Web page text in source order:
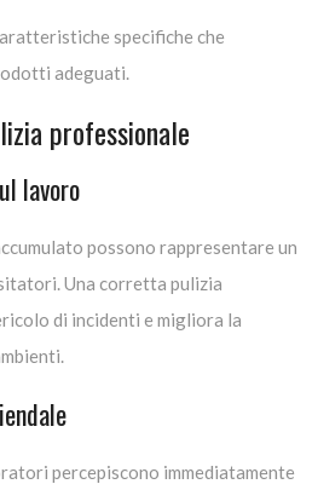
specifiche che
adeguati.
professionale
lavoro
possono rappresentare un
Una corretta pulizia
di incidenti e migliora la
percepiscono immediatamente